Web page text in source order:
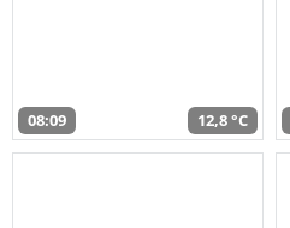
08:09 12,8 °C